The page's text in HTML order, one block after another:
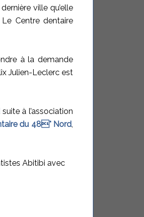
ville qu’elle
Centre dentaire
à la demande
Julien-Leclerc est
suite à l’association
du 48° Nord,
Abitibi avec